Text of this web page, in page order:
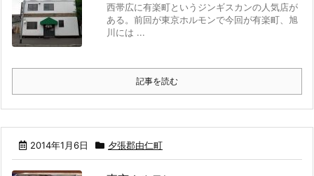
西帯広に有楽町というジンギスカンの人気店が
ある。前回が東京ホルモンで今回が有楽町、旭
川には ...
記事を読む
2014年1月6日 夕張郡由仁町